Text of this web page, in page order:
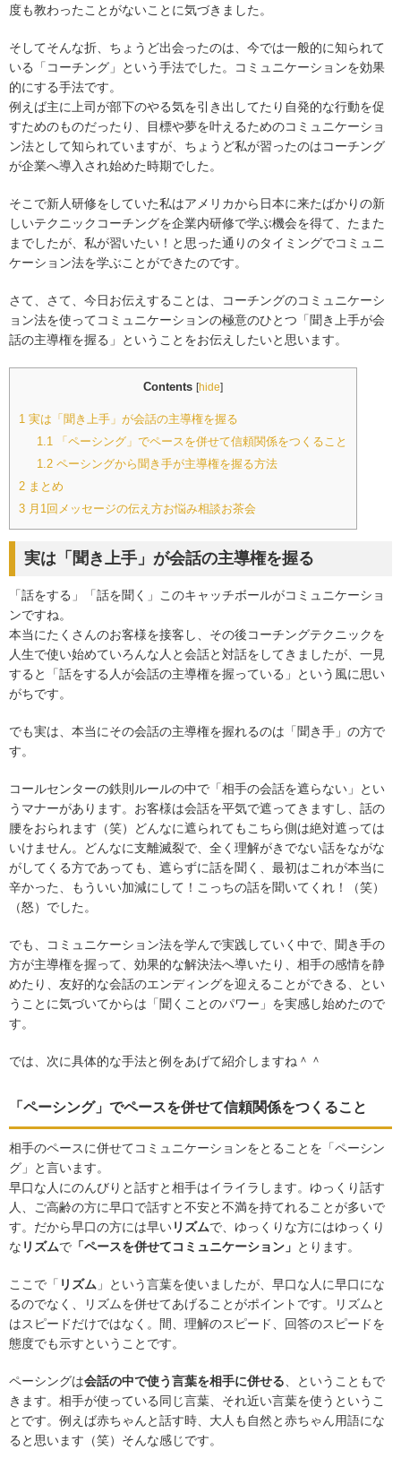
度も教わったことがないことに気づきました。
そしてそんな折、ちょうど出会ったのは、今では一般的に知られて
いる「コーチング」という手法でした。コミュニケーションを効果
的にする手法です。
例えば主に上司が部下のやる気を引き出してたり自発的な行動を促
すためのものだったり、目標や夢を叶えるためのコミュニケーショ
ン法として知られていますが、ちょうど私が習ったのはコーチング
が企業へ導入され始めた時期でした。
そこで新人研修をしていた私はアメリカから日本に来たばかりの新
しいテクニックコーチングを企業内研修で学ぶ機会を得て、たまた
までしたが、私が習いたい！と思った通りのタイミングでコミュニ
ケーション法を学ぶことができたのです。
さて、さて、今日お伝えすることは、コーチングのコミュニケーシ
ョン法を使ってコミュニケーションの極意のひとつ「聞き上手が会
話の主導権を握る」ということをお伝えしたいと思います。
Contents [hide]
1 実は「聞き上手」が会話の主導権を握る
1.1「ペーシング」でペースを併せて信頼関係をつくること
1.2ペーシングから聞き手が主導権を握る方法
2 まとめ
3 月1回メッセージの伝え方お悩み相談お茶会
実は「聞き上手」が会話の主導権を握る
「話をする」「話を聞く」このキャッチボールがコミュニケーショ
ンですね。
本当にたくさんのお客様を接客し、その後コーチングテクニックを
人生で使い始めていろんな人と会話と対話をしてきましたが、一見
すると「話をする人が会話の主導権を握っている」という風に思い
がちです。
でも実は、本当にその会話の主導権を握れるのは「聞き手」の方で
す。
コールセンターの鉄則ルールの中で「相手の会話を遮らない」とい
うマナーがあります。お客様は会話を平気で遮ってきますし、話の
腰をおられます（笑）どんなに遮られてもこちら側は絶対遮っては
いけません。どんなに支離滅裂で、全く理解がきでない話をながな
がしてくる方であっても、遮らずに話を聞く、最初はこれが本当に
辛かった、もういい加減にして！こっちの話を聞いてくれ！（笑）
（怒）でした。
でも、コミュニケーション法を学んで実践していく中で、聞き手の
方が主導権を握って、効果的な解決法へ導いたり、相手の感情を静
めたり、友好的な会話のエンディングを迎えることができる、とい
うことに気づいてからは「聞くことのパワー」を実感し始めたので
す。
では、次に具体的な手法と例をあげて紹介しますね＾＾
「ペーシング」でペースを併せて信頼関係をつくること
相手のペースに併せてコミュニケーションをとることを「ペーシン
グ」と言います。
早口な人にのんびりと話すと相手はイライラします。ゆっくり話す
人、ご高齢の方に早口で話すと不安と不満を持てれることが多いで
す。だから早口の方には早いリズムで、ゆっくりな方にはゆっくり
な リズムで 「ペースを併せてコミュニケーション」 とります。
ここで「 リズム 」という言葉を使いましたが、早口な人に早口にな
るのでなく、リズムを併せてあげることがポイントです。リズムと
はスピードだけではなく。間、理解のスピード、回答のスピードを
態度でも示すということです。
ペーシングは会話の中で使う言葉を相手に併せる、ということもで
きます。相手が使っている同じ言葉、それ近い言葉を使うというこ
とです。例えば赤ちゃんと話す時、大人も自然と赤ちゃん用語にな
ると思います（笑）そんな感じです。